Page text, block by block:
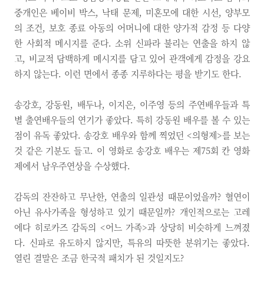
중개인은 베이비 박스, 낙태 문제, 미혼모에 대한 시선, 양부모
의 조건, 보호 종료 아동의 어머니에 대한 양가적 감정 등 다양
한 사회적 메시지를 준다. 소위 신파라 불리는 연출을 하지 않
고, 비교적 담백하게 메시지를 담고 있어 관객에게 감정을 강요
하지 않는다. 이런 면에서 종종 지루하다는 평을 받기도 한다.
송강호, 강동원, 배두나, 이지은, 이주영 등의 주연배우들과 특
별 출연배우들의 연기가 좋았다. 특히 강동원 배우를 볼 수 있는
점이 유독 좋았다. 송강호 배우와 함께 찍었던 <의형제>를 보는
것 같은 기분도 들고. 이 영화로 송강호 배우는 제75회 칸 영화
제에서 남우주연상을 수상했다.
감독의 잔잔하고 무난한, 연출의 일관성 때문이었을까? 혈연이
아닌 유사가족을 형성하고 있기 때문일까? 개인적으로는 고레
에다 히로카즈 감독의 <어느 가족>과 상당히 비슷하게 느껴졌
다. 신파로 유도하지 않지만, 특유의 따뜻한 분위기는 좋았다.
열린 결말은 조금 한국적 패치가 된 것일지도?